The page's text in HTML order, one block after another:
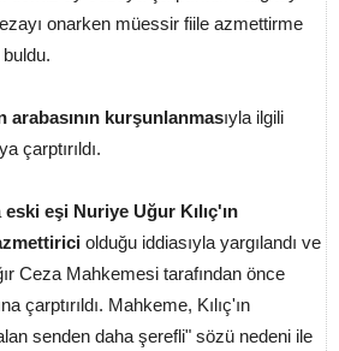
onarken müessir fiile azmettirme
arabasının kurşunlanmasıyla ilgili
çarptırıldı.
eski eşi Nuriye Uğur Kılıç'ın
olduğu iddiasıyla yargılandı ve
Ceza Mahkemesi tarafından önce
çarptırıldı. Mahkeme, Kılıç'ın
senden daha şerefli" sözü nedeni ile